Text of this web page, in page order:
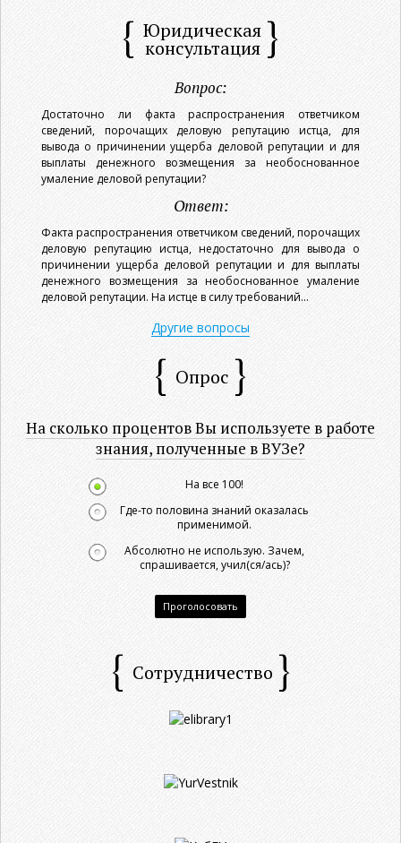
Юридическая
консультация
Вопрос:
Достаточно ли факта распространения ответчиком
сведений, порочащих деловую репутацию истца, для
вывода о причинении ущерба деловой репутации и для
выплаты денежного возмещения за необоснованное
умаление деловой репутации?
Ответ:
Факта распространения ответчиком сведений, порочащих
деловую репутацию истца, недостаточно для вывода о
причинении ущерба деловой репутации и для выплаты
денежного возмещения за необоснованное умаление
деловой репутации. На истце в силу требований...
Другие вопросы
Опрос
На сколько процентов Вы используете в работе
знания, полученные в ВУЗе?
На все 100!
Где-то половина знаний оказалась
применимой.
Абсолютно не использую. Зачем,
спрашивается, учил(ся/ась)?
Проголосовать
Сотрудничество